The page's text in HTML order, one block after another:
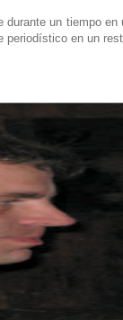
un tiempo
en un